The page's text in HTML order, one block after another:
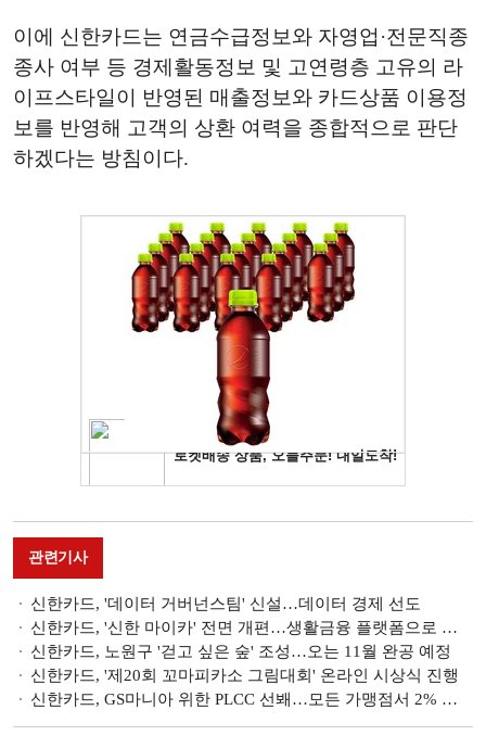
이에 신한카드는 연금수급정보와 자영업·전문직종
종사 여부 등 경제활동정보 및 고연령층 고유의 라
이프스타일이 반영된 매출정보와 카드상품 이용정
보를 반영해 고객의 상환 여력을 종합적으로 판단
하겠다는 방침이다.
관련기사
신한카드, '데이터 거버넌스팀' 신설…데이터 경제 선도
신한카드, '신한 마이카' 전면 개편…생활금융 플랫폼으로 확장
신한카드, 노원구 '걷고 싶은 숲' 조성…오는 11월 완공 예정
신한카드, '제20회 꼬마피카소 그림대회' 온라인 시상식 진행
신한카드, GS마니아 위한 PLCC 선봬…모든 가맹점서 2% 적립